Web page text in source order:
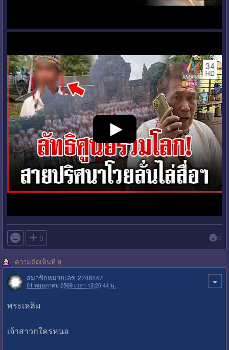
 0 0
ความคิดเห็นที่ 9
สมาชิกหมายเลข 2748147
01 พฤษภาคม 2569 เวลา 13:20:44 น.
พระเหลิม
เจ้าสาวกใครหนอ